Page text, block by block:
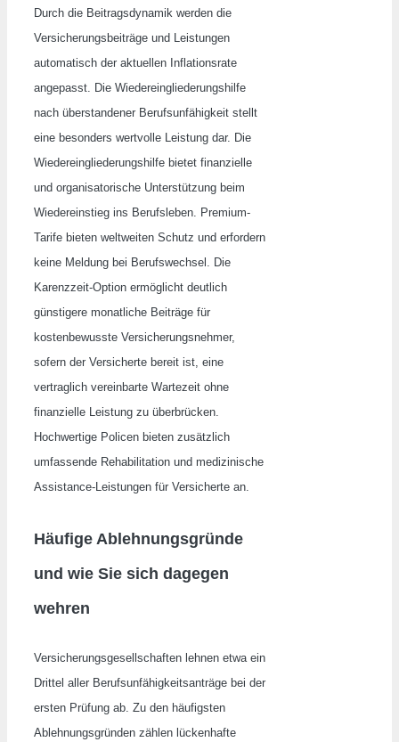
Durch die Beitragsdynamik werden die
Versicherungsbeiträge und Leistungen
automatisch der aktuellen Inflationsrate
angepasst. Die Wiedereingliederungshilfe
nach überstandener Berufsunfähigkeit stellt
eine besonders wertvolle Leistung dar. Die
Wiedereingliederungshilfe bietet finanzielle
und organisatorische Unterstützung beim
Wiedereinstieg ins Berufsleben. Premium-
Tarife bieten weltweiten Schutz und erfordern
keine Meldung bei Berufswechsel. Die
Karenzzeit-Option ermöglicht deutlich
günstigere monatliche Beiträge für
kostenbewusste Versicherungsnehmer,
sofern der Versicherte bereit ist, eine
vertraglich vereinbarte Wartezeit ohne
finanzielle Leistung zu überbrücken.
Hochwertige Policen bieten zusätzlich
umfassende Rehabilitation und medizinische
Assistance-Leistungen für Versicherte an.
Häufige Ablehnungsgründe
und wie Sie sich dagegen
wehren
Versicherungsgesellschaften lehnen etwa ein
Drittel aller Berufsunfähigkeitsanträge bei der
ersten Prüfung ab. Zu den häufigsten
Ablehnungsgründen zählen lückenhafte